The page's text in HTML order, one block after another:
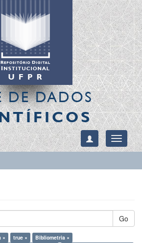
DE DADOS
Toggle
Go
× true ×
Bibliometria ×